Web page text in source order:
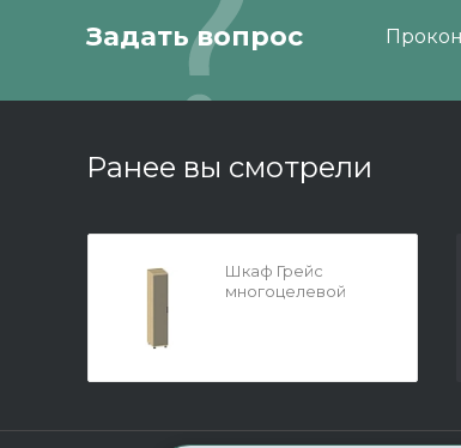
Задать вопрос
Ранее вы смотрели
Шкаф Грейс
многоцелевой